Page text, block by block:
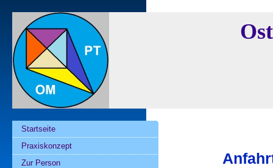
Startseite
Praxiskonzept
Zur Person